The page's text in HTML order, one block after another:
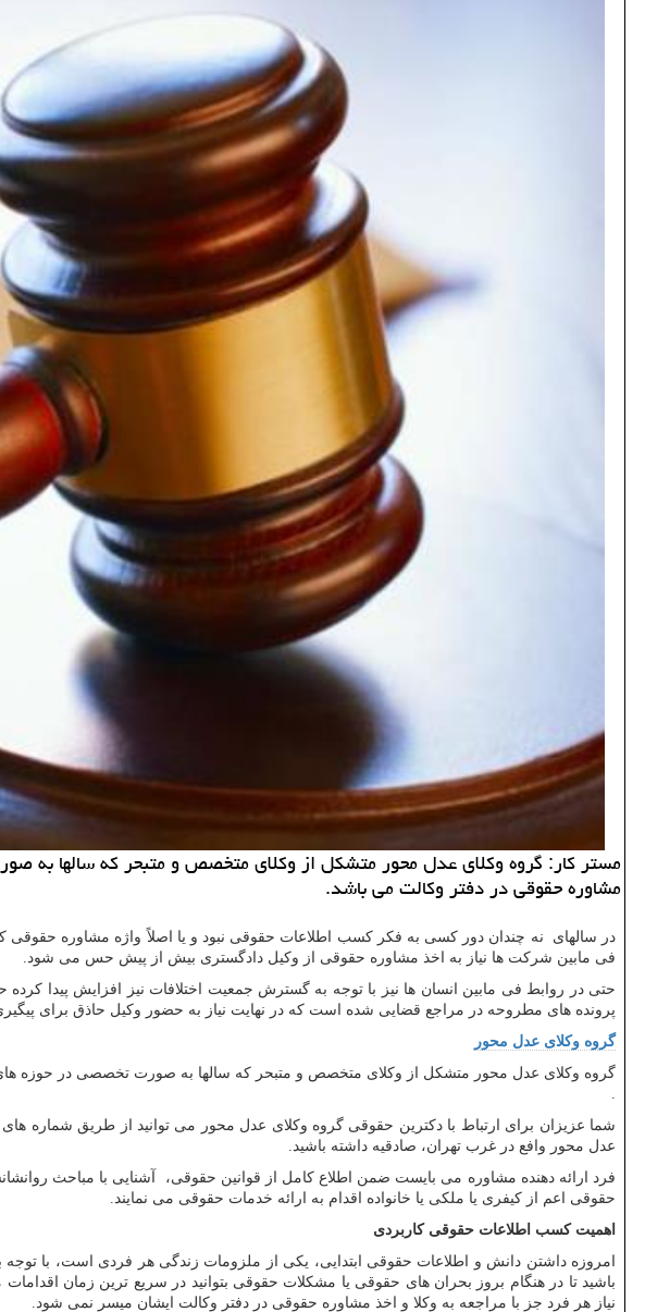
مستر كار: گروه وكلای عدل محور متشكل از وكلای متخصص و متبحر كه سالها به
مشاوره حقوقی در دفتر وكالت می باشد.
در سالهای نه چندان دور کسی به فکر کسب اطلاعات حقوقی نبود و یا اصلاً واژه مشاوره حقوقی
فی مابین شرکت ها نیاز به اخذ مشاوره حقوقی از وکیل دادگستری بیش از پیش حس می شود.
حتی در روابط فی مابین انسان ها نیز با توجه به گسترش جمعیت اختلافات نیز افزایش پیدا
پرونده های مطروحه در مراجع قضایی شده است که در نهایت نیاز به حضور وکیل حاذق برای
گروه وکلای عدل محور
گروه وکلای عدل محور متشکل از وکلای متخصص و متبحر که سالها به صورت تخصصی در حوزه
شما عزیزان برای ارتباط با دکترین حقوقی گروه وکلای عدل محور می توانید از طریق شماره
عدل محور وافع در غرب تهران، صادقیه داشته باشید.
فرد ارائه دهنده مشاوره می بایست ضمن اطلاع کامل از قوانین حقوقی، آشنایی با مباحث
حقوقی اعم از کیفری یا ملکی یا خانواده اقدام به ارائه خدمات حقوقی می نمایند.
اهمیت کسب اطلاعات حقوقی کاربردی
امروزه داشتن دانش و اطلاعات حقوقی ابتدایی، یکی از ملزومات زندگی هر فردی است، با
باشید تا در هنگام بروز بحران های حقوقی یا مشکلات حقوقی بتوانید در سریع ترین زمان
نیاز هر فرد جز با مراجعه به وکلا و اخذ مشاوره حقوقی در دفتر وکالت ایشان میسر نمی شود.